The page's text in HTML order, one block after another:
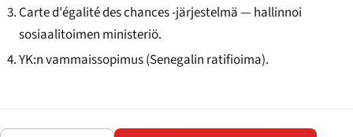
Carte d'égalité des chances -järjestelmä — hallinnoi
sosiaalitoimen ministeriö.
YK:n vammaissopimus (Senegalin ratifioima).